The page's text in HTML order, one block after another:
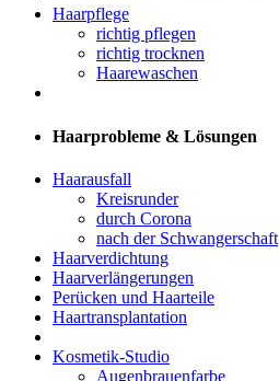
Haarpflege
richtig pflegen
richtig trocknen
Haarewaschen
Haarprobleme & Lösungen
Haarausfall
Kreisrunder
durch Corona
nach der Schwangerschaft
Haarverdichtung
Haarverlängerungen
Perücken und Haarteile
Haartransplantation
Kosmetik-Studio
Augenbrauenfarbe